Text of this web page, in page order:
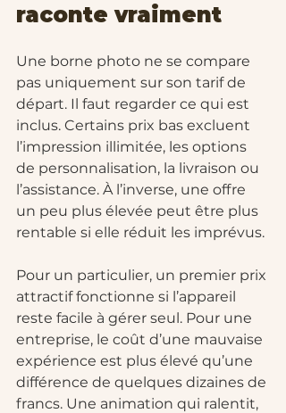
raconte vraiment
Une borne photo ne se compare
pas uniquement sur son tarif de
départ. Il faut regarder ce qui est
inclus. Certains prix bas excluent
l’impression illimitée, les options
de personnalisation, la livraison ou
l’assistance. À l’inverse, une offre
un peu plus élevée peut être plus
rentable si elle réduit les imprévus.
Pour un particulier, un premier prix
attractif fonctionne si l’appareil
reste facile à gérer seul. Pour une
entreprise, le coût d’une mauvaise
expérience est plus élevé qu’une
différence de quelques dizaines de
francs. Une animation qui ralentit,